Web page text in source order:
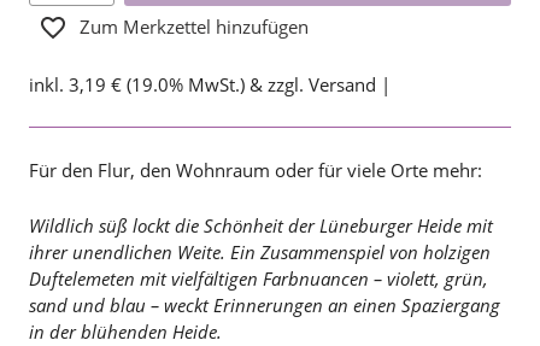
Zum Merkzettel hinzufügen
inkl. 3,19 € (19.0% MwSt.) & zzgl. Versand |
Für den Flur, den Wohnraum oder für viele Orte mehr:
Wildlich süß lockt die Schönheit der Lüneburger Heide mit
ihrer unendlichen Weite. Ein Zusammenspiel von holzigen
Duftelemeten mit vielfältigen Farbnuancen – violett, grün,
sand und blau – weckt Erinnerungen an einen Spaziergang
in der blühenden Heide.